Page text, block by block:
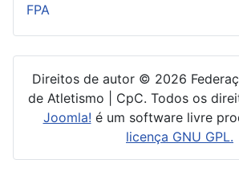
FPA
Direitos de autor © 2026
de Atletismo | CpC. Todos os
Joomla! é um software livre
licença GNU GPL.